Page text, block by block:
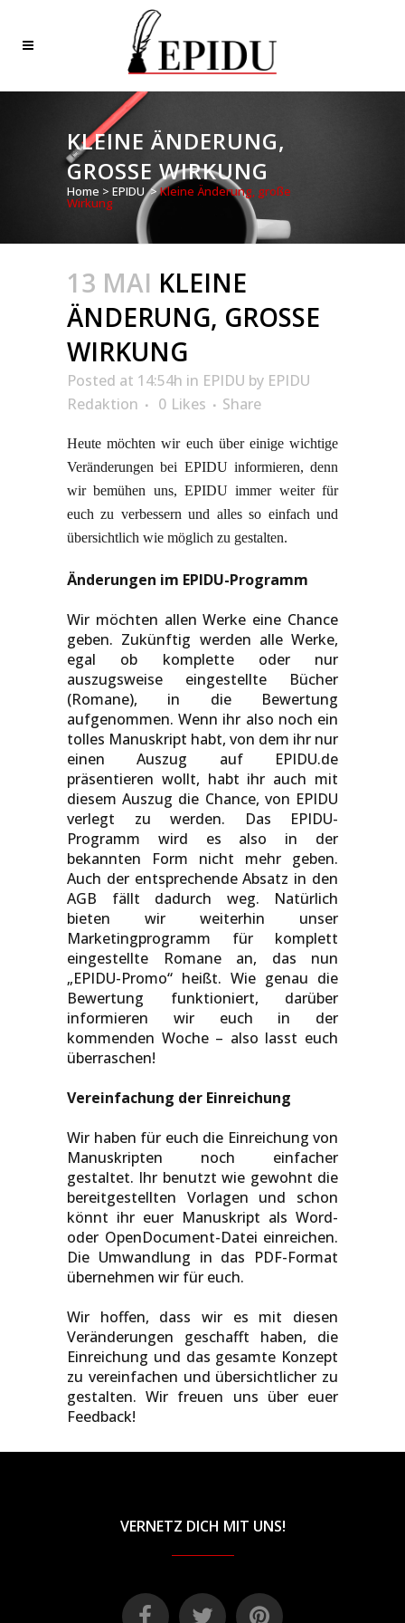
KLEINE ÄNDERUNG,
GROSSE WIRKUNG
Home > EPIDU >Kleine Änderung, große
Wirkung
13 MAI KLEINE
ÄNDERUNG, GROSSE W
IRKUNG
Posted at 14:54h in EPIDU by EPIDU
Redaktion
0 Likes Share
Heute möchten wir euch über einige wichtige
Veränderungen bei EPIDU informieren, denn
wir bemühen uns, EPIDU immer weiter für
euch zu verbessern und alles so einfach und
übersichtlich wie möglich zu gestalten.
Änderungen im EPIDU-Programm
Wir möchten allen Werke eine Chance
geben. Zukünftig werden alle Werke,
egal ob komplette oder nur
auszugsweise eingestellte Bücher
(Romane), in die Bewertung
aufgenommen. Wenn ihr also noch ein
tolles Manuskript habt, von dem ihr nur
einen Auszug auf EPIDU.de
präsentieren wollt, habt ihr auch mit
diesem Auszug die Chance, von EPIDU
verlegt zu werden. Das EPIDU-
Programm wird es also in der
bekannten Form nicht mehr geben.
Auch der entsprechende Absatz in den
AGB fällt dadurch weg. Natürlich
bieten wir weiterhin unser
Marketingprogramm für komplett
eingestellte Romane an, das nun
„EPIDU-Promo“ heißt. Wie genau die
Bewertung funktioniert, darüber
informieren wir euch in der
kommenden Woche – also lasst euch
überraschen!
Vereinfachung der Einreichung
Wir haben für euch die Einreichung von
Manuskripten noch einfacher
gestaltet. Ihr benutzt wie gewohnt die
bereitgestellten Vorlagen und schon
könnt ihr euer Manuskript als Word-
oder OpenDocument-Datei einreichen.
Die Umwandlung in das PDF-Format
übernehmen wir für euch.
Wir hoffen, dass wir es mit diesen
Veränderungen geschafft haben, die
Einreichung und das gesamte Konzept
zu vereinfachen und übersichtlicher zu
gestalten. Wir freuen uns über euer
Feedback!
VERNETZ DICH MIT UNS!